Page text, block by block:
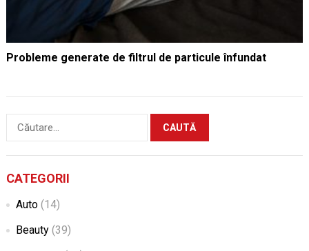
Probleme generate de filtrul de particule înfundat
Caută
CATEGORII
Auto(14)
Beauty(39)